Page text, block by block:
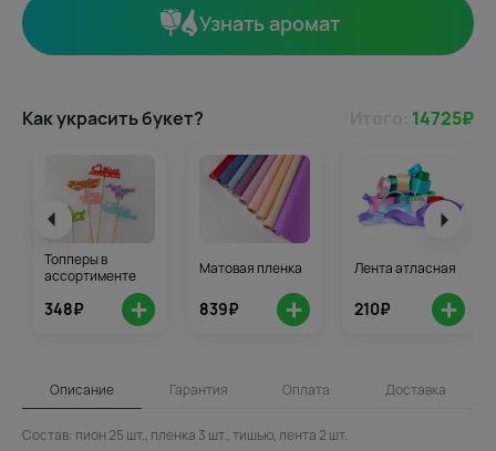
Узнать аромат
Как украсить букет? 14725₽
Топперы в
ассортименте
348₽ +
Матовая пленка
839₽ +
Лента атласная
210₽ +
Описание Гарантия Оплата Доставка
Состав: пион 25 шт., пленка 3 шт., тишью, лента 2 шт.